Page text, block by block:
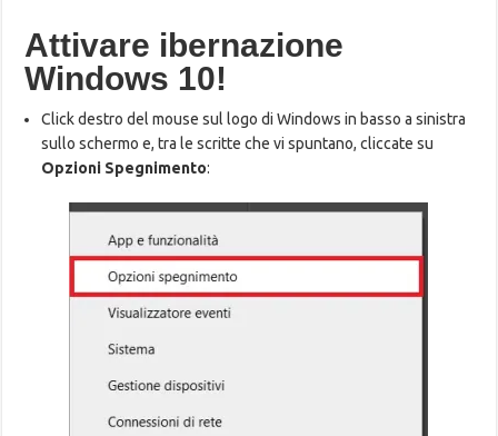
Attivare ibernazione
Windows 10!
Click destro del mouse sul logo di Windows in basso a sinistra
sullo schermo e, tra le scritte che vi spuntano, cliccate su
Opzioni Spegnimento: